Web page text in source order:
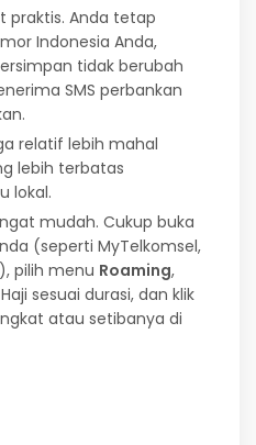
praktis. Anda tetap
Indonesia Anda,
tidak berubah
SMS perbankan
relatif lebih mahal
lebih terbatas
lokal.
mudah. Cukup buka
(seperti MyTelkomsel,
pilih menu Roaming,
sesuai durasi, dan klik
atau setibanya di